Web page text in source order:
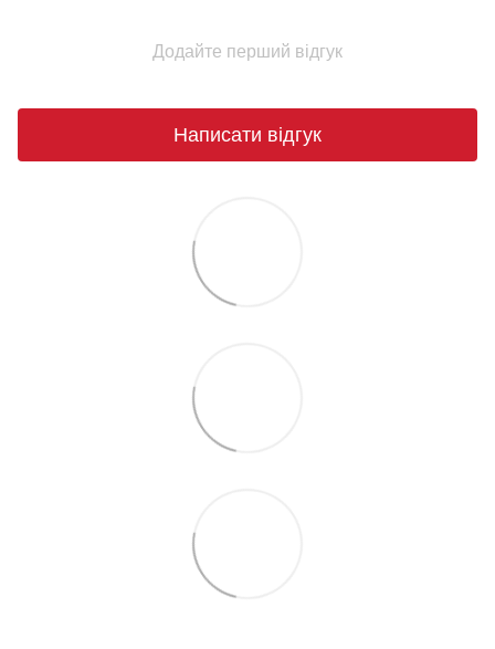
Додайте перший відгук
Написати відгук